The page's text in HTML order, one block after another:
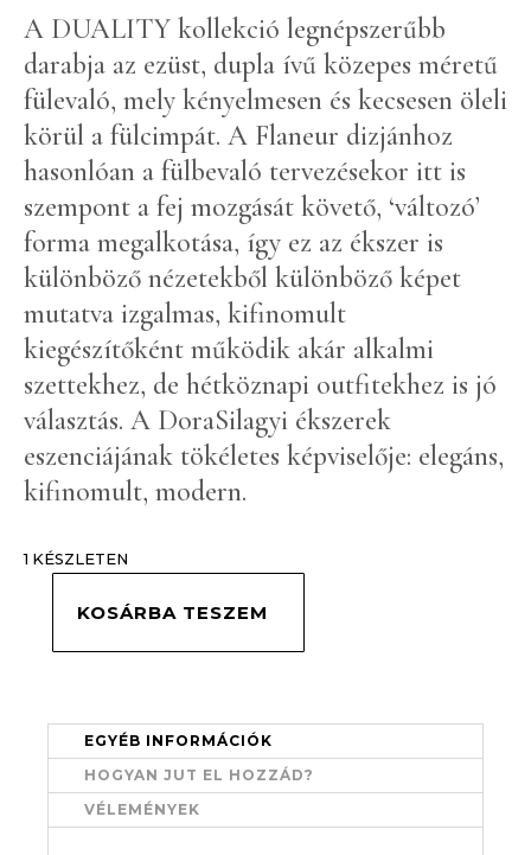
E
C
T
I
O
N
A
B
O
U
T
C
O
N
N
E
C
CART
s
t
u
d
A DUALITY kollekció legnépszerűbb
darabja az ezüst, dupla ívű közepes méretű
fülevaló, mely kényelmesen és kecsesen öleli
körül a fülcimpát. A Flaneur dizjánhoz
hasonlóan a fülbevaló tervezésekor itt is
szempont a fej mozgását követő, ‘változó’
forma megalkotása, így ez az ékszer is
különböző nézetekből különböző képet
mutatva izgalmas, kifinomult
kiegészítőként működik akár alkalmi
szettekhez, de hétköznapi outfitekhez is jó
választás. A DoraSilagyi ékszerek
eszenciájának tökéletes képviselője: elegáns,
kifinomult, modern.
1 KÉSZLETEN
KOSÁRBA TESZEM
EGYÉB INFORMÁCIÓK
HOGYAN JUT EL HOZZÁD?
VÉLEMÉNYEK